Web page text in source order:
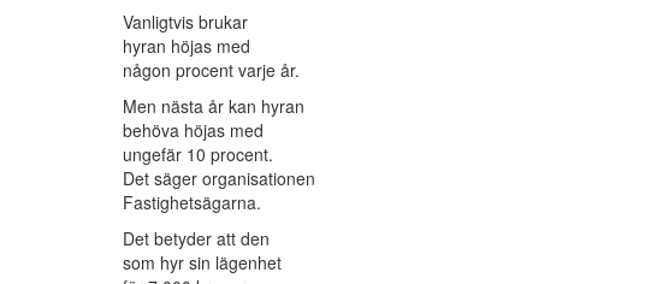
Vanligtvis brukar
hyran höjas med
någon procent varje år.
Men nästa år kan hyran
behöva höjas med
ungefär 10 procent.
Det säger organisationen
Fastighetsägarna.
Det betyder att den
som hyr sin lägenhet